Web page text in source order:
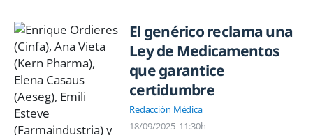
El genérico reclama una
Ley de Medicamentos
que garantice
certidumbre
Redacción Médica
18/09/2025 11:30h